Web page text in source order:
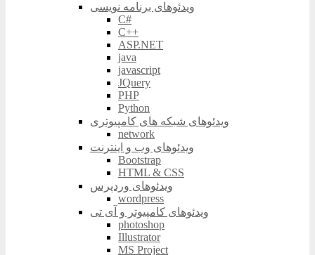
ویدئوهای برنامه نویسی
C#
C++
ASP.NET
java
javascript
JQuery
PHP
Python
ویدئوهای شبکه های کامپیوتری
network
ویدئوهای وب و اینترنت
Bootstrap
HTML & CSS
ویدئوهای وردپرس
wordpress
ویدئوهای کامپیوتر و آی تی
photoshop
Illustrator
MS Project